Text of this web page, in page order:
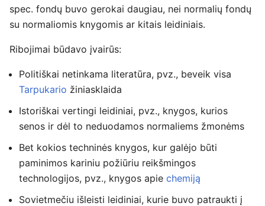
spec. fondų buvo gerokai daugiau, nei normalių fondų
su normaliomis knygomis ar kitais leidiniais.
Ribojimai būdavo įvairūs:
Politiškai netinkama literatūra, pvz., beveik visa
Tarpukario žiniasklaida
Istoriškai vertingi leidiniai, pvz., knygos, kurios
senos ir dėl to neduodamos normaliems žmonėms
Bet kokios techninės knygos, kur galėjo būti
paminimos kariniu požiūriu reikšmingos
technologijos, pvz., knygos apie chemiją
Sovietmečiu išleisti leidiniai, kurie buvo patraukti į